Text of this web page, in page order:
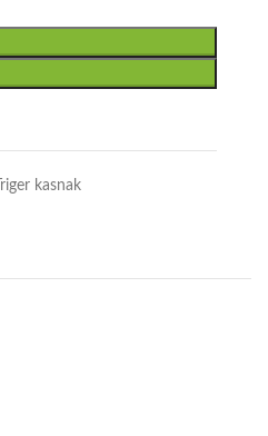
Triger kasnak